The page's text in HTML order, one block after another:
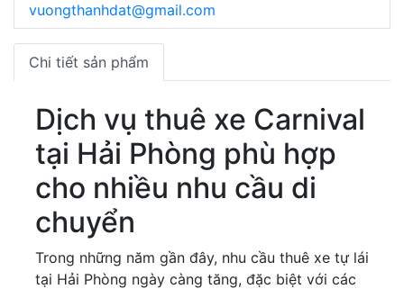
vuongthanhdat@gmail.com
Chi tiết sản phẩm
Dịch vụ thuê xe Carnival
tại Hải Phòng phù hợp
cho nhiều nhu cầu di
chuyển
Trong những năm gần đây, nhu cầu thuê xe tự lái
tại Hải Phòng ngày càng tăng, đặc biệt với các